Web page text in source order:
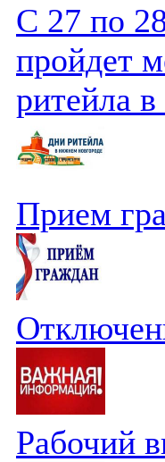
С 27 по
пройдет
ритейла
Прием
Рабочий